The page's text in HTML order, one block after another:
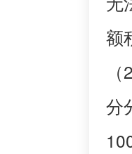
额
（
分